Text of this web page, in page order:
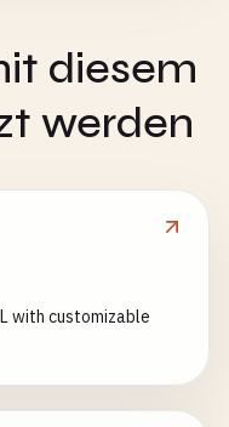
diesem
werden
with customizable